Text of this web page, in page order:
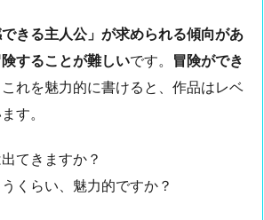
きる主人公」が求められる傾向があ
することが難しいです。 冒険ができ
れを魅力的に書けると、作品はレベ
す。
てきますか？
くらい、魅力的ですか？